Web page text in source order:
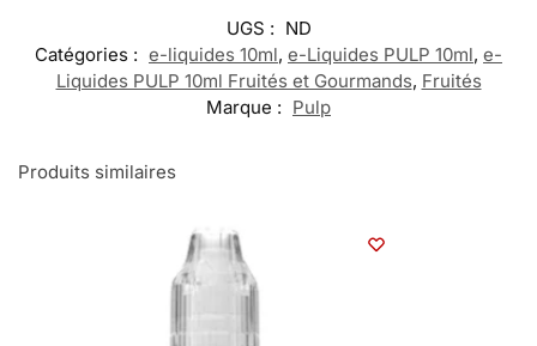
UGS : ND
Catégories : e-liquides 10ml, e-Liquides PULP 10ml, e-
Liquides PULP 10ml Fruités et Gourmands, Fruités
Marque : Pulp
Produits similaires